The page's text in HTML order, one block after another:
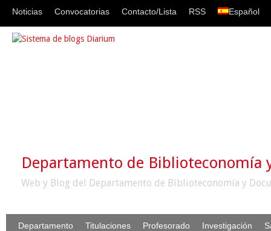
Noticias Convocatorias Contacto/Lista RSS Español
Departamento de Biblioteconomía
Web y Blog del Departamento de Biblioteconomía y
Departamento Titulaciones Profesorado Investigación